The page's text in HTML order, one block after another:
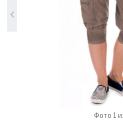
Фото 1